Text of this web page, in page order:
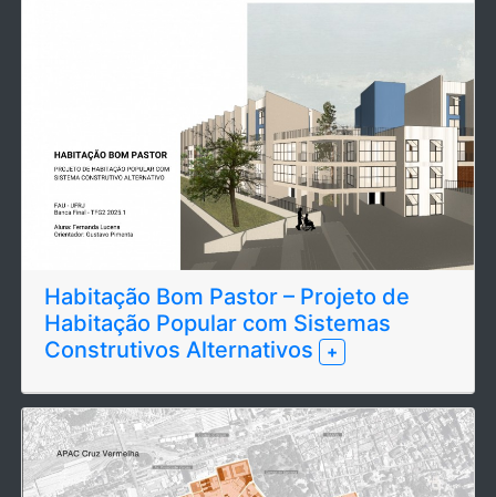
Habitação Bom Pastor – Projeto de
Habitação Popular com Sistemas
Construtivos Alternativos
+